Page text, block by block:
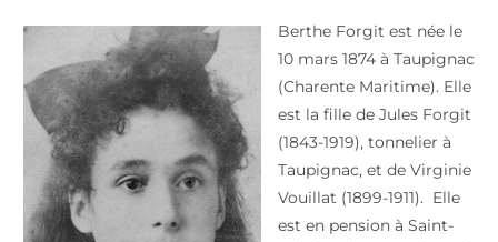
Berthe Forgit est née le
10 mars 1874 à Taupignac
(Charente Maritime). Elle
est la fille de Jules Forgit
(1843-1919), tonnelier à
Taupignac, et de Virginie
Vouillat (1899-1911). Elle
est en pension à Saint-